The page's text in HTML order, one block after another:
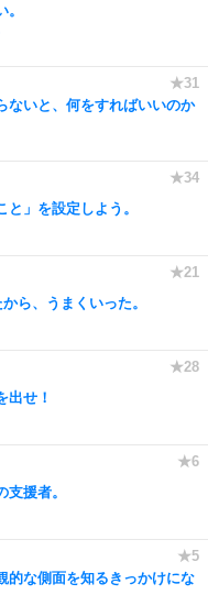
ないと、何をすればいいのか
」を設定しよう。
ら、うまくいった。
出せ！
援者。
的な側面を知るきっかけにな